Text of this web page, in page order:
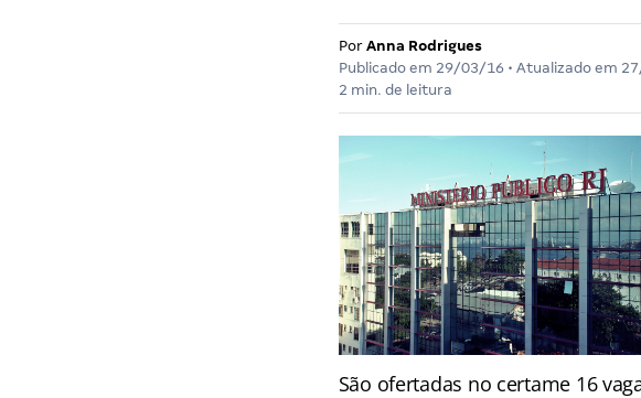
Por Anna Rodrigues
Publicado em 29/03/16 • Atualizado em
2 min. de leitura
São ofertadas no certame 16